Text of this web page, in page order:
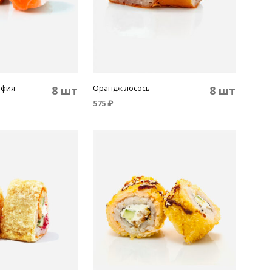
8 шт Орандж лосось 8 шт
575₽